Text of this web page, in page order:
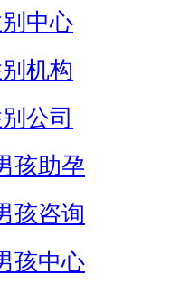
中心
机构
公司
孩助孕
孩咨询
孩中心